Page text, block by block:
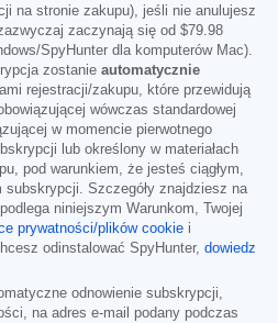
na stronie zakupu), jeśli nie anulujesz
zaczynają się od $79.98
SpyHunter dla komputerów Mac).
zostanie automatycznie
rejestracji/zakupu, które przewidują
wówczas standardowej
w momencie pierwotnego
lub określony w materiałach
pod warunkiem, że jesteś ciągłym,
subskrypcji. Szczegóły znajdziesz na
niniejszym Warunkom, Twojej
prywatności/plików cookie i
odinstalować SpyHunter, dowiedz
odnowienie subskrypcji,
na adres e-mail podany podczas